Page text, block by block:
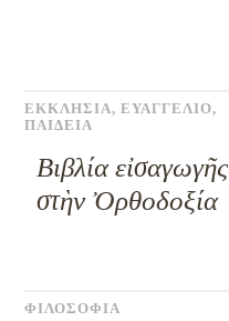
ΕΚΚΛΗΣΙΑ,ΕΥΑΓΓΕΛΙΟ,
ΠΑΙΔΕΙΑ
Βιβλία εἰσαγωγῆς
στὴν Ὀρθοδοξία
ΦΙΛΟΣΟΦΙΑ